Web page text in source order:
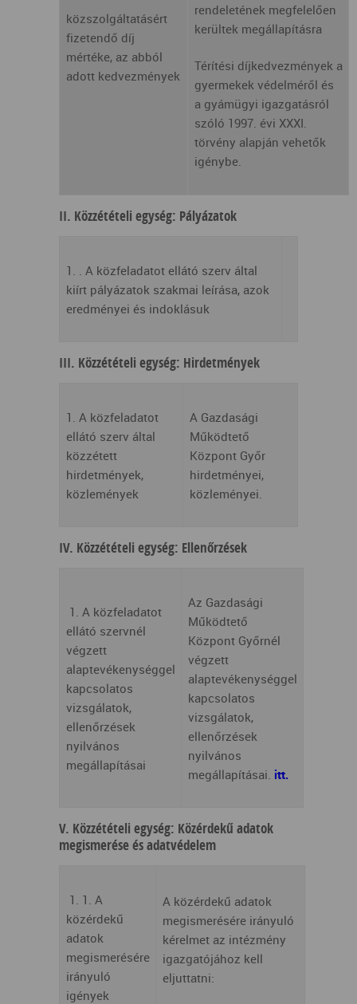
közszolgáltatásért
fizetendő díj
mértéke, az abból
adott kedvezmények
rendeletének megfelelően
kerültek megállapításra
Térítési díjkedvezmények a
gyermekek védelméről és
a gyámügyi igazgatásról
szóló 1997. évi XXXI.
törvény alapján vehetők
igénybe.
II. Közzétételi egység: Pályázatok
1. . A közfeladatot ellátó szerv által
kiírt pályázatok szakmai leírása, azok
eredményei és indoklásuk
III. Közzétételi egység: Hirdetmények
1. A közfeladatot
ellátó szerv által
közzétett
hirdetmények,
közlemények
A Gazdasági
Működtető
Központ Győr
hirdetményei,
közleményei.
IV. Közzétételi egység: Ellenőrzések
1. A közfeladatot
ellátó szervnél
végzett
alaptevékenységgel
kapcsolatos
vizsgálatok,
ellenőrzések
nyilvános
megállapításai
Az Gazdasági
Működtető
Központ Győrnél
végzett
alaptevékenységgel
kapcsolatos
vizsgálatok,
ellenőrzések
nyilvános
megállapításai. itt.
V. Közzétételi egység: Közérdekű adatok
megismerése és adatvédelem
1. 1. A
közérdekű
adatok
megismerésére
irányuló
igények
A közérdekű adatok
megismerésére irányuló
kérelmet az intézmény
igazgatójához kell
eljuttatni: